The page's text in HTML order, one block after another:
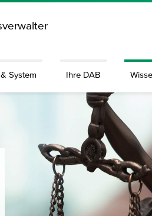
System Ihre DAB